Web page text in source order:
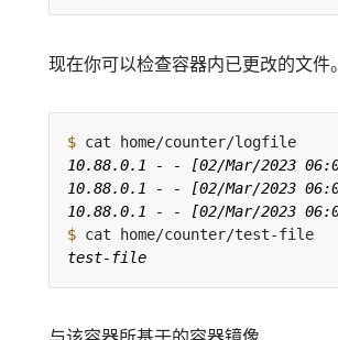
现在你可以检查容器内已更改的文件。
$
$